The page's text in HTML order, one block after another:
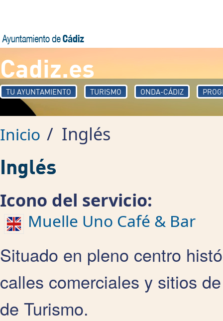
Cadiz.es
TU AYUNTAMIENTO TURISMO ONDA-CÁDIZ
Inicio / Inglés
Inglés
Icono del servicio:
Muelle Uno Café & Bar
Situado en pleno centro
calles comerciales y sitios
de Turismo.